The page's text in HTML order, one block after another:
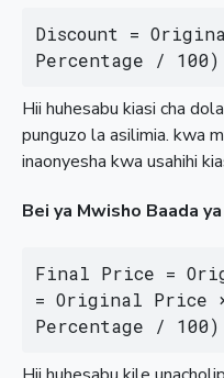
Discount =
Percentage / 100)
Hii huhesabu kiasi cha
punguzo la asilimia. kwa
inaonyesha kwa usahihi
Bei ya Mwisho Baada
Final Price =
= Original Price
Percentage / 100)